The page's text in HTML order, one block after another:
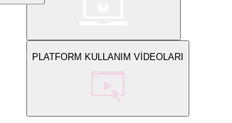
PLATFORM KULLANIM VİDEOLARI